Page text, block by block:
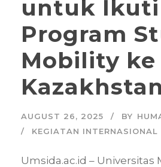
untuk Ikuti
Program
Mobility ke
Kazakhstan
AUGUST 26, 2025 BY
KEGIATAN INTERNASIONAL
Umsida.ac.id –